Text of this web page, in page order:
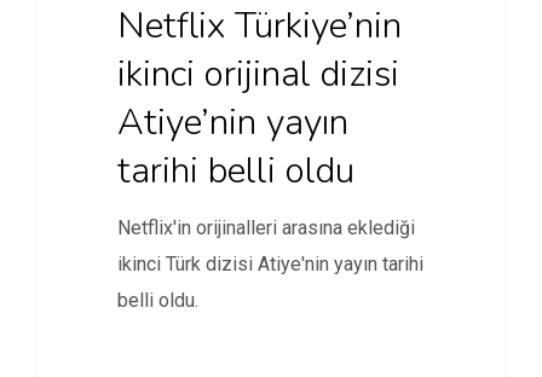
Netflix Türkiye’nin
ikinci orijinal dizisi
Atiye’nin yayın
tarihi belli oldu
Netflix'in orijinalleri arasına eklediği
ikinci Türk dizisi Atiye'nin yayın tarihi
belli oldu.